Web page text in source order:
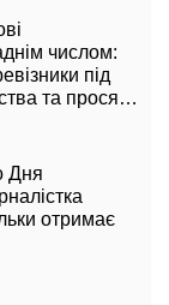
числом:
під
та просят
Дня
отримає